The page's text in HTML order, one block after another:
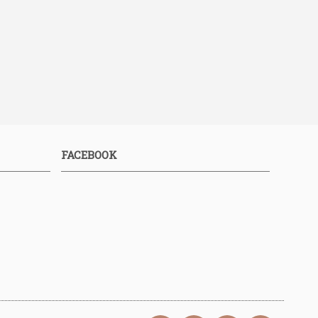
FACEBOOK